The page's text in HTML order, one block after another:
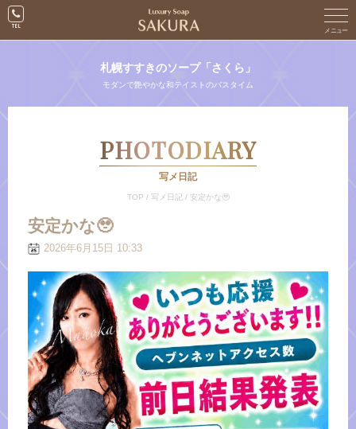
札幌すすきのソープ「さくら」
モダンで艶やかな和テイストのバスタイム
PHOTODIARY
写メ日記
TOP / 写メ日記 / 安定かな🥹
安定かな🥹
2026年6月15日 10:33